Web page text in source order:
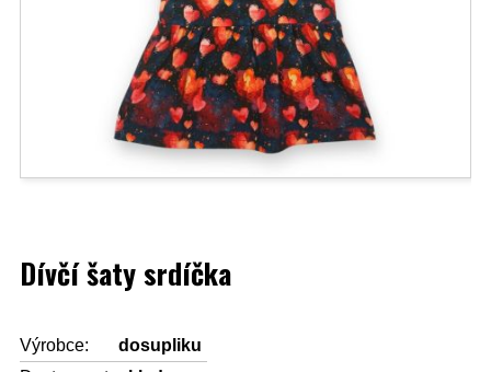
Dívčí šaty srdíčka
Výrobce:
dosupliku